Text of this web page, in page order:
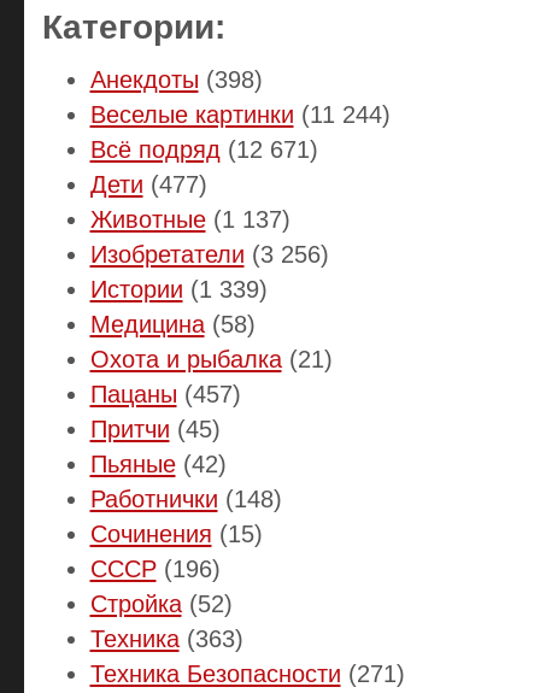
Категории:
Анекдоты (398)
Веселые картинки (11 244)
Всё подряд (12 671)
Дети (477)
Животные(1 137)
Изобретатели (3 256)
Истории (1 339)
Медицина(58)
Охота и рыбалка(21)
Пацаны (457)
Притчи (45)
Пьяные(42)
Работнички (148)
Сочинения (15)
СССР(196)
Стройка(52)
Техника(363)
Техника Безопасности (271)